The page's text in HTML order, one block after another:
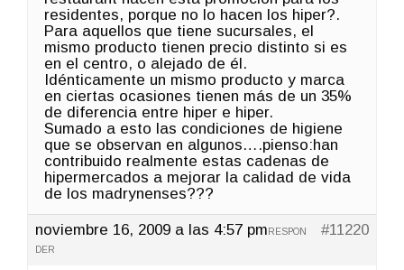
residentes, porque no lo hacen los hiper?.
Para aquellos que tiene sucursales, el
mismo producto tienen precio distinto si es
en el centro, o alejado de él.
Idénticamente un mismo producto y marca
en ciertas ocasiones tienen más de un 35%
de diferencia entre hiper e hiper.
Sumado a esto las condiciones de higiene
que se observan en algunos….pienso:han
contribuido realmente estas cadenas de
hipermercados a mejorar la calidad de vida
de los madrynenses???
noviembre 16, 2009 a las 4:57 pm #11220
RESPON
DER